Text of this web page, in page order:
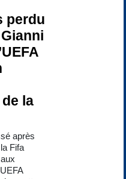
perdu
la
après
Fifa